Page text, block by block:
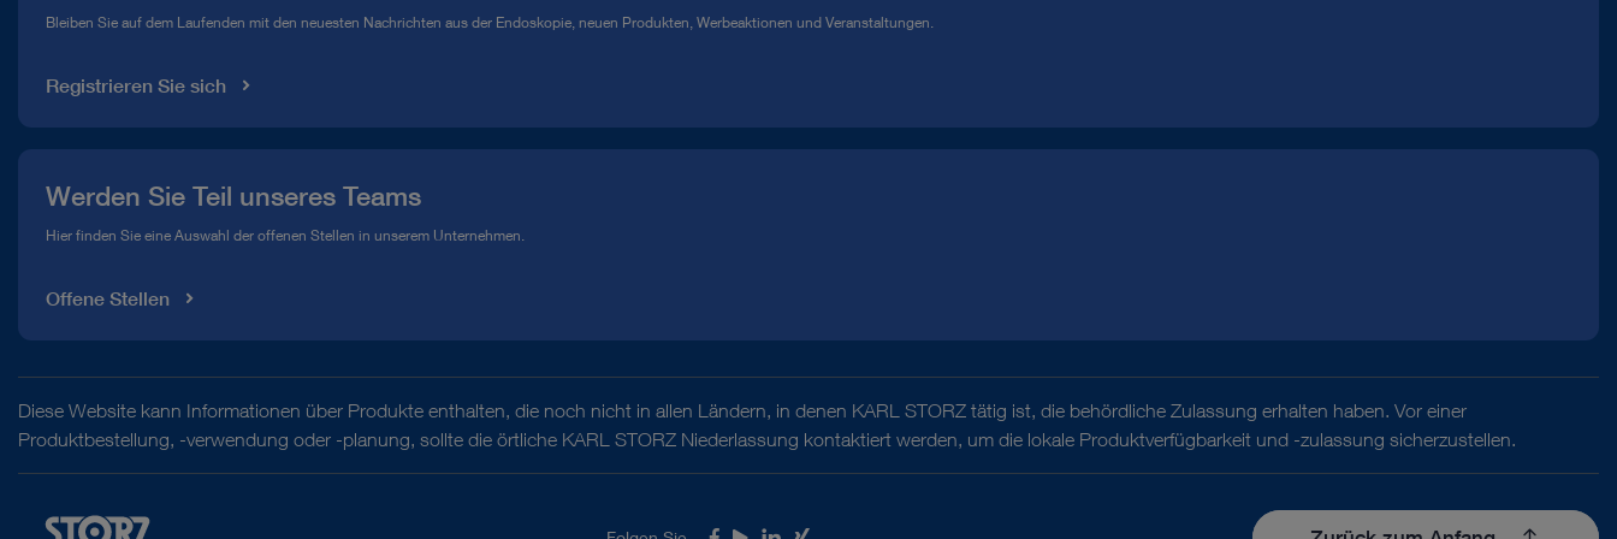
Bleiben Sie auf dem Laufenden mit den neuesten Nachrichten aus der Endoskopie, neuen Produkten, Werbeaktionen und Veranstaltungen.
Registrieren Sie sich
Werden Sie Teil unseres Teams
Hier finden Sie eine Auswahl der offenen Stellen in unserem Unternehmen.
Offene Stellen
Diese Website kann Informationen über Produkte enthalten, die noch nicht in allen Ländern, in denen KARL STORZ tätig ist, die behördliche Zulassung erhalten haben. Vor einer
Produktbestellung, -verwendung oder -planung, sollte die örtliche KARL STORZ Niederlassung kontaktiert werden, um die lokale Produktverfügbarkeit und -zulassung sicherzustellen.